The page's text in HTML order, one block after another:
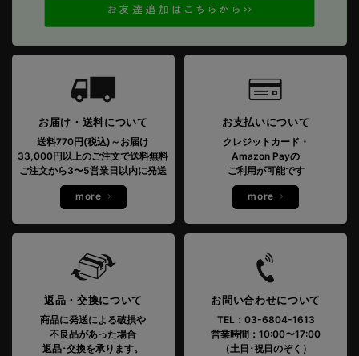
お届け・送料について
送料770円(税込)～お届け
33,000円以上のご注文で送料無料
ご注文から3〜5営業日以内に発送
more
お支払いについて
クレジットカード・
Amazon Payの
ご利用が可能です
more
返品・交換について
商品に発送による破損や
不良品があった場合
返品･交換を承ります。
お問い合わせについて
TEL：03-6804-1613
営業時間：10:00〜17:00
（土日･祝日のぞく）